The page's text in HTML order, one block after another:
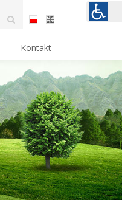
Kontakt